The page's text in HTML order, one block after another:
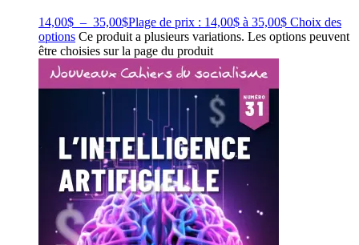
14,00$ – 35,00$Plage de prix : 14,00$ à 35,00$ Choix des
options Ce produit a plusieurs variations. Les options peuvent
être choisies sur la page du produit